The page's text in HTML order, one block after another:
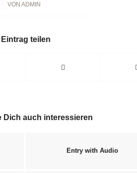
VONADMIN
Eintrag teilen
Dich auch interessieren
Entry with Audio